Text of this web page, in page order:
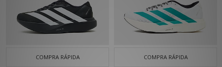
COMPRA RÁPIDA COMPRA RÁPIDA